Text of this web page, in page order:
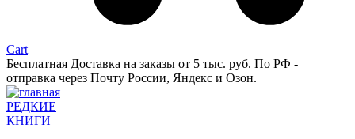
Cart
Бесплатная Доставка на заказы от 5 тыс. руб. По РФ -
отправка через Почту России, Яндекс и Озон.
РЕДКИЕ
КНИГИ